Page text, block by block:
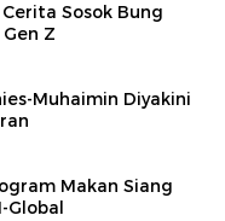
Sosok Bung
Z
Muhaimin Diyakini
Makan Siang